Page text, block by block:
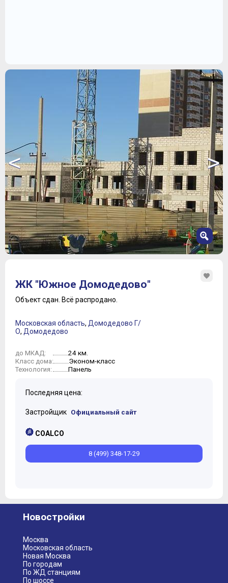
< >
3
4
6
7
9
ЖК "Южное Домодедово"
Объект сдан. Всё распродано.
Московская область, Домодедово Г/
О, Домодедово
до МКАД: 24 км.
Класс дома: Эконом-класс
Технология: Панель
Последняя цена:
Застройщик Официальный сайт
COALCO
8 (499) 348-17-29
Новостройки
Москва
Московская область
Новая Москва
По городам
По ЖД станциям
По шоссе